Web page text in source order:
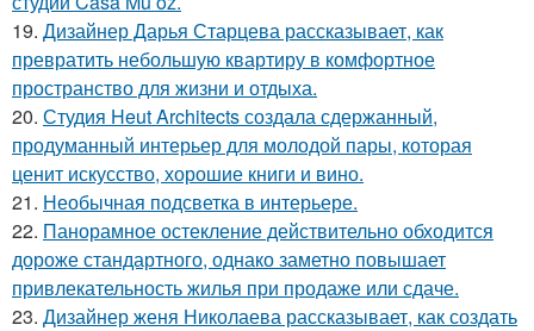
19. Дизайнер Дарья Старцева рассказывает, как
превратить небольшую квартиру в комфортное
пространство для жизни и отдыха.
20. Студия Heut Architects создала сдержанный,
продуманный интерьер для молодой пары, которая
ценит искусство, хорошие книги и вино.
21. Необычная подсветка в интерьере.
22. Панорамное остекление действительно обходится
дороже стандартного, однако заметно повышает
привлекательность жилья при продаже или сдаче.
23. Дизайнер женя Николаева рассказывает, как создать